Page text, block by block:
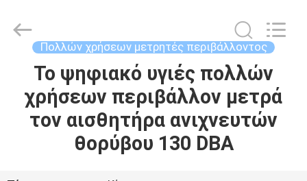
ΣΠΊΤΙ
ΠΡΟΪΌΝΤΑ
Rights
Πολλών χρήσεων μετρητές περιβάλλοντος
Το ψηφιακό υγιές πολλών
χρήσεων περιβάλλον μετρά
τον αισθητήρα ανιχνευτών
θορύβου 130 DBA